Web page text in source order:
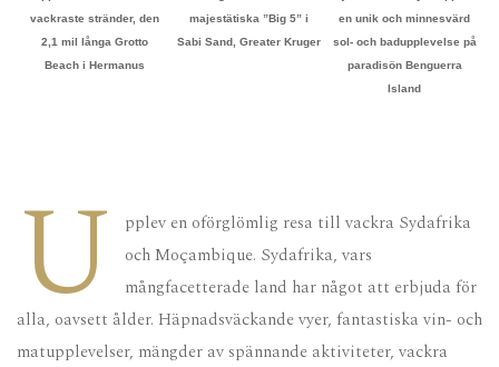
vackraste stränder, den
2,1 mil långa Grotto
Beach i Hermanus
majestätiska ”Big 5” i
Sabi Sand, Greater Kruger
en unik och minnesvärd
sol- och badupplevelse på
paradisön Benguerra
Island
U
pplev en oförglömlig resa till vackra Sydafrika
och Moçambique. Sydafrika, vars
mångfacetterade land har något att erbjuda för
alla, oavsett ålder. Häpnadsväckande vyer, fantastiska vin- och
matupplevelser, mängder av spännande aktiviteter, vackra